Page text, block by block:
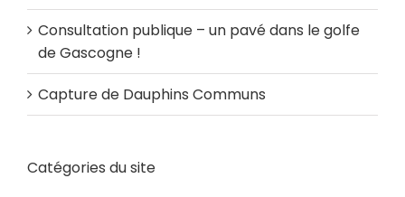
Consultation publique – un pavé dans le golfe
de Gascogne !
Capture de Dauphins Communs
Catégories du site